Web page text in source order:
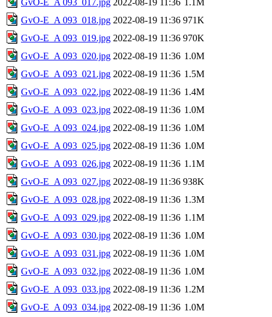
GvO-E_A 093_018.jpg 2022-08-19 11:36 971K
GvO-E_A 093_019.jpg 2022-08-19 11:36 970K
GvO-E_A 093_020.jpg 2022-08-19 11:36 1.0M
GvO-E_A 093_021.jpg 2022-08-19 11:36 1.5M
GvO-E_A 093_022.jpg 2022-08-19 11:36 1.4M
GvO-E_A 093_023.jpg 2022-08-19 11:36 1.0M
GvO-E_A 093_024.jpg 2022-08-19 11:36 1.0M
GvO-E_A 093_025.jpg 2022-08-19 11:36 1.0M
GvO-E_A 093_026.jpg 2022-08-19 11:36 1.1M
GvO-E_A 093_027.jpg 2022-08-19 11:36 938K
GvO-E_A 093_028.jpg 2022-08-19 11:36 1.3M
GvO-E_A 093_029.jpg 2022-08-19 11:36 1.1M
GvO-E_A 093_030.jpg 2022-08-19 11:36 1.0M
GvO-E_A 093_031.jpg 2022-08-19 11:36 1.0M
GvO-E_A 093_032.jpg 2022-08-19 11:36 1.0M
GvO-E_A 093_033.jpg 2022-08-19 11:36 1.2M
GvO-E_A 093_034.jpg 2022-08-19 11:36 1.0M